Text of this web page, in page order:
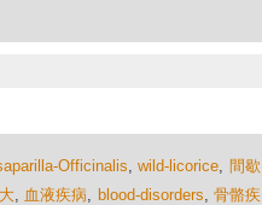
Officinalis,wild-licorice, 間歇
, 血液疾病, blood-disorders, 骨骼疾